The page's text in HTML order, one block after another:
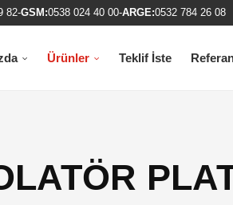
82-GSM:0538 024 40 00-ARGE:0532 784 26 08
Ürünler Teklif İste